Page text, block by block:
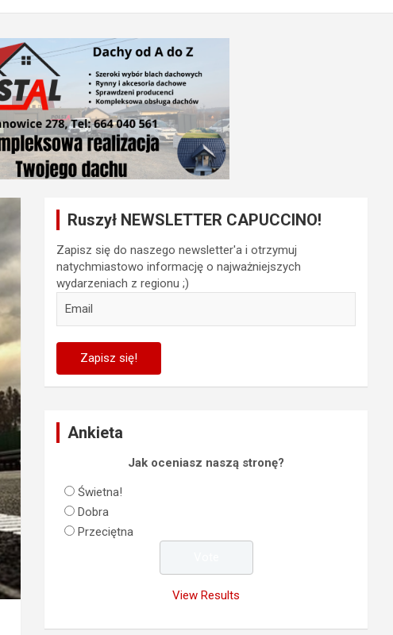
Ruszył NEWSLETTER CAPUCCINO!
Zapisz się do naszego newsletter'a i otrzymuj
natychmiastowo informację o najważniejszych
wydarzeniach z regionu ;)
Ankieta
Jak oceniasz naszą stronę?
Świetna!
Dobra
Przeciętna
View Results